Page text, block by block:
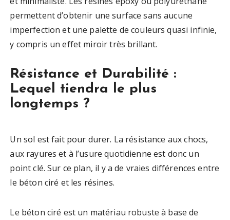
permettent d’obtenir une surface sans aucune
imperfection et une palette de couleurs quasi infinie,
y compris un effet miroir très brillant.
Résistance et Durabilité :
Lequel tiendra le plus
longtemps ?
Un sol est fait pour durer. La résistance aux chocs,
aux rayures et à l’usure quotidienne est donc un
point clé. Sur ce plan, il y a de vraies différences entre
le béton ciré et les résines.
Le béton ciré est un matériau robuste à base de